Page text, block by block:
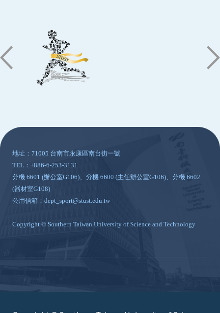
地址：71005 台南市永康區南台街一號
TEL：+886-6-253-3131
分機 6601 (辦公室G106)、分機 6600 (主任辦公室G106)、分機 6602
(器材室G108)
公用信箱：dept_sport@stust.edu.tw
Copyright © Southern Taiwan University of Science and Technology